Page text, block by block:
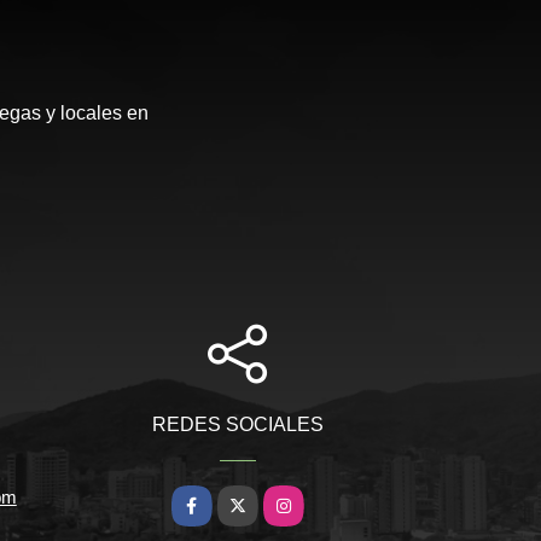
y locales en
REDES SOCIALES
Facebook
X Instagram